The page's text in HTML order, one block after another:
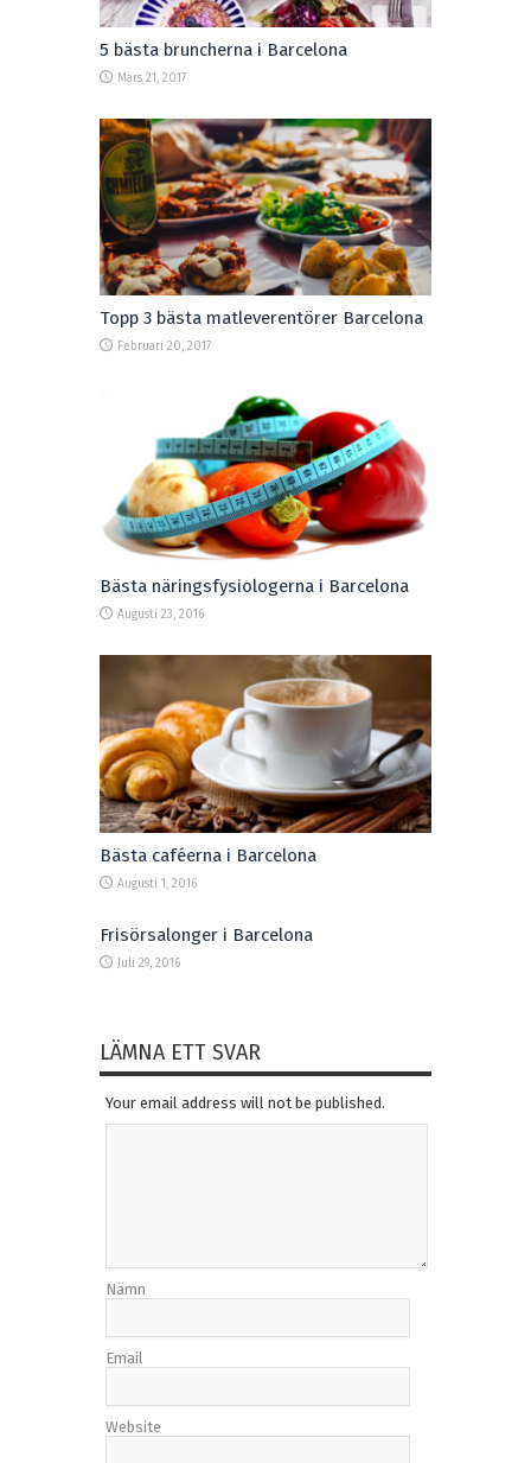
5 bästa bruncherna i Barcelona
Mars 21, 2017
Topp 3 bästa matleverentörer Barcelona
Februari 20, 2017
Bästa näringsfysiologerna i Barcelona
Augusti 23, 2016
Bästa caféerna i Barcelona
Augusti 1, 2016
Frisörsalonger i Barcelona
Juli 29, 2016
LÄMNA ETT SVAR
Your email address will not be published.
Nämn
Email
Website